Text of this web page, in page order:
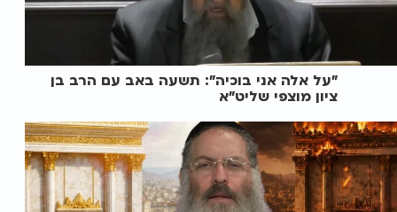
"על אלה אני בוכיה": תשעה באב עם הרב בן
ציון מוצפי שליט"א